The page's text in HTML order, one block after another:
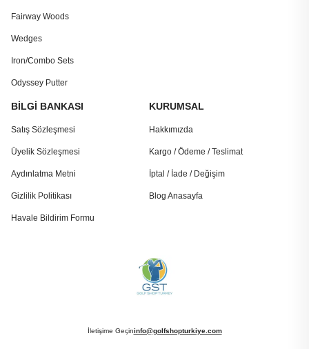
İletişime Geçininfo@golfshopturkiye.com
Fairway Woods
Wedges
Iron/Combo Sets
Odyssey Putter
BİLGİ BANKASI
Satış Sözleşmesi
Üyelik Sözleşmesi
Aydınlatma Metni
Gizlilik Politikası
Havale Bildirim Formu
KURUMSAL
Hakkımızda
Kargo / Ödeme / Teslimat
İptal / İade / Değişim
Blog Anasayfa